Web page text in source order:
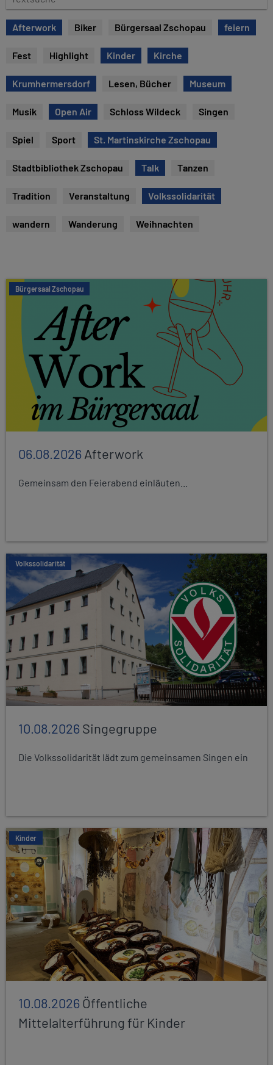
e
x
t
c
Afterwork Biker Bürgersaal Zschopau feiern
Fest Highlight Kinder Kirche
Krumhermersdorf Lesen, Bücher Museum
Musik Open Air Schloss Wildeck Singen
Spiel Sport St. Martinskirche Zschopau
Stadtbibliothek Zschopau Talk Tanzen
Tradition Veranstaltung Volkssolidarität
wandern Wanderung Weihnachten
Bürgersaal Zschopau
06.08.2026Afterwork
Gemeinsam den Feierabend einläuten...
Volkssolidarität
10.08.2026Singegruppe
Die Volkssolidarität lädt zum gemeinsamen Singen ein
Kinder
10.08.2026Öffentliche
Mittelalterführung für Kinder